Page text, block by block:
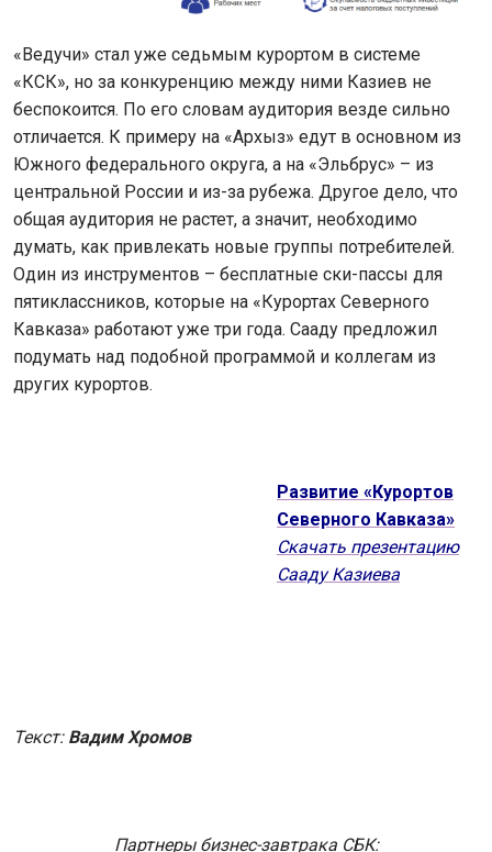
«Ведучи» стал уже седьмым курортом в системе
«КСК», но за конкуренцию между ними Казиев не
беспокоится. По его словам аудитория везде сильно
отличается. К примеру на «Архыз» едут в основном из
Южного федерального округа, а на «Эльбрус» – из
центральной России и из-за рубежа. Другое дело, что
общая аудитория не растет, а значит, необходимо
думать, как привлекать новые группы потребителей.
Один из инструментов – бесплатные ски-пассы для
пятиклассников, которые на «Курортах Северного
Кавказа» работают уже три года. Сааду предложил
подумать над подобной программой и коллегам из
других курортов.
Развитие «Курортов
Северного Кавказа»
Скачать презентацию
Сааду Казиева
Текст: Вадим Хромов
Партнеры бизнес-завтрака СБК: